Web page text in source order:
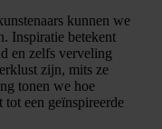
kunnen we
Inspiratie betekent
en zelfs verveling
zijn, mits ze
tonen we hoe
tot een geïnspireerde